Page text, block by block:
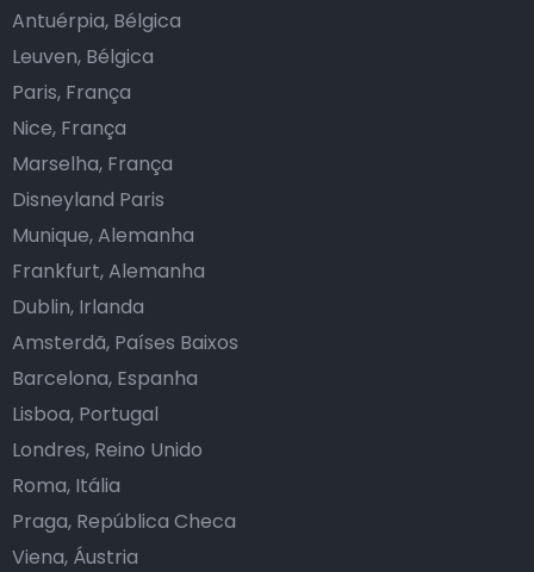
Antuérpia, Bélgica
Leuven, Bélgica
Paris, França
Nice, França
Marselha, França
Disneyland Paris
Munique, Alemanha
Frankfurt, Alemanha
Dublin, Irlanda
Amsterdã, Países Baixos
Barcelona, Espanha
Lisboa, Portugal
Londres, Reino Unido
Roma, Itália
Praga, República Checa
Viena, Áustria